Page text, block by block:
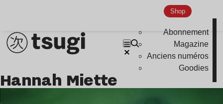
Shop
Abonnement
Magazine
Anciens numéros
Goodies
Global Club
Indie
Hannah Miette